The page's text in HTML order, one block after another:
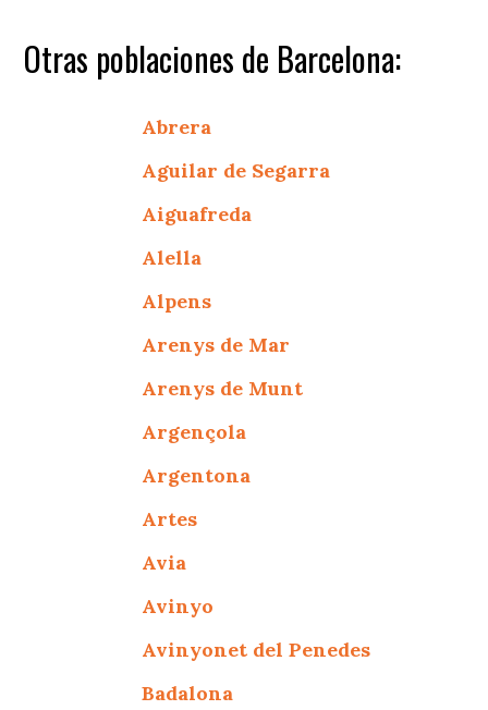
Otras poblaciones de Barcelona:
Abrera
Aguilar de Segarra
Aiguafreda
Alella
Alpens
Arenys de Mar
Arenys de Munt
Argençola
Argentona
Artes
Avia
Avinyo
Avinyonet del Penedes
Badalona